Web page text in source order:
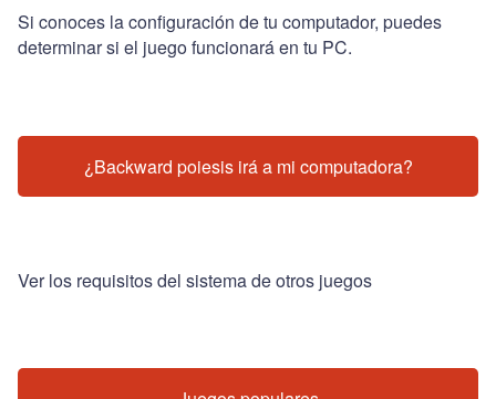
Si conoces la configuración de tu computador, puedes
determinar si el juego funcionará en tu PC.
¿Backward poiesis irá a mi computadora?
Ver los requisitos del sistema de otros juegos